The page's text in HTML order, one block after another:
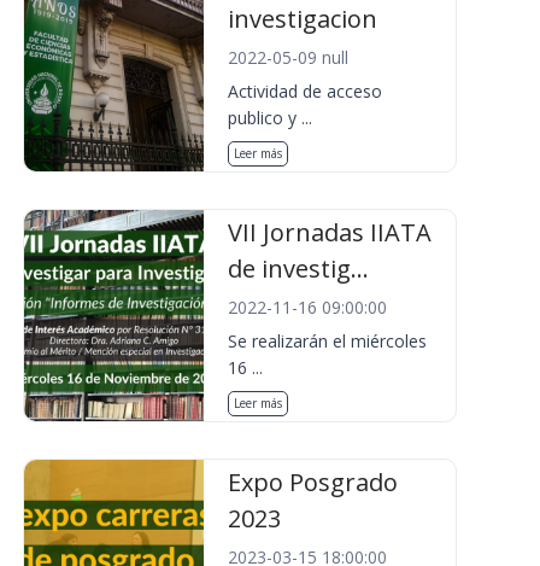
investigacion
2022-05-09 null
Actividad de acceso
publico y ...
Leer más
VII Jornadas IIATA
de investig...
2022-11-16 09:00:00
Se realizarán el miércoles
16 ...
Leer más
Expo Posgrado
2023
2023-03-15 18:00:00